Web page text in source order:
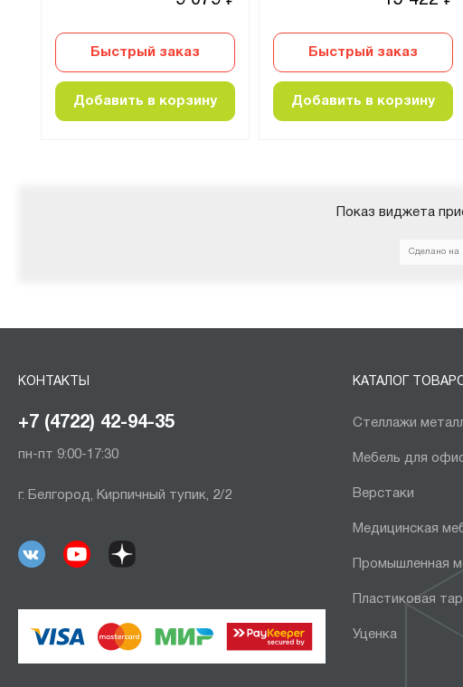
Быстрый заказ
Добавить в корзину
Быстрый заказ
Добавить в корзину
Показ виджета
Сделано на
КОНТАКТЫ
+7 (4722) 42-94-35
пн-пт 9:00-17:30
г. Белгород, Кирпичный тупик, 2/2
КАТАЛОГ
Стеллажи
Мебель для
Верстаки
Медицинская
Промышленная
Пластиковая
Уценка